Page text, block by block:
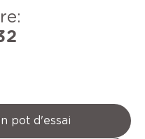
:
pot d'essai